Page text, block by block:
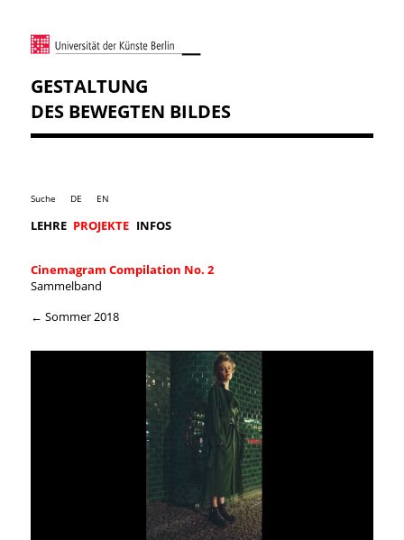
GESTALTUNG
DES BEWEGTEN BILDES
Suche DE EN
LEHRE PROJEKTE INFOS
Cinemagram Compilation No. 2
Sammelband
← Sommer 2018